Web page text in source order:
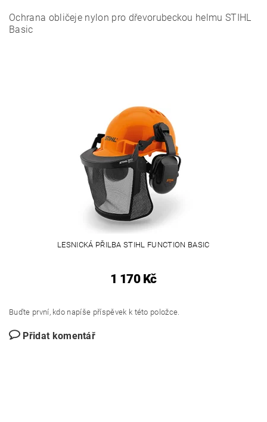
Ochrana obličeje nylon pro dřevorubeckou helmu STIHL
Basic
LESNICKÁ PŘILBA STIHL FUNCTION BASIC
1 170 Kč
Buďte první, kdo napíše příspěvek k této položce.
Přidat komentář